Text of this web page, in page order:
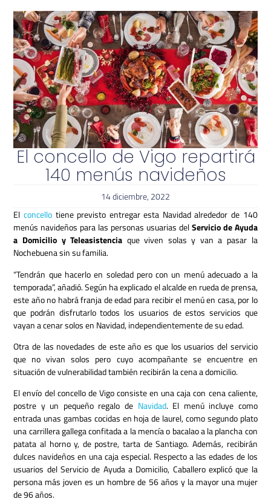
El concello de Vigo repartirá
140 menús navideños
14 diciembre, 2022
El concellotiene previsto entregar esta Navidad alrededor de 140
menús navideños para las personas usuarias delServicio de Ayuda
a Domicilio y Teleasistencia que viven solas y van a pasar la
Nochebuena sin su familia.
“Tendrán que hacerlo en soledad pero con un menú adecuado a la
temporada”, añadió.Según ha explicado el alcalde en rueda de prensa,
este año no habrá franja de edad para recibir el menú en casa, por lo
que podrán disfrutarlo todos los usuarios de estos servicios que
vayan a cenar solos en Navidad, independientemente de su edad.
Otra de las novedades de este año es que los usuarios del servicio
que no vivan solos pero cuyo acompañante se encuentre en
situación de vulnerabilidad también recibirán la cena a domicilio.
El envío del concello de Vigo consiste en una caja con cena caliente,
postre y un pequeño regalo de Navidad. El menú incluye como
entrada unas gambas cocidas en hoja de laurel, como segundo plato
una carrillera gallega confitada a la mencía o bacalao a la plancha con
patata al horno y, de postre, tarta de Santiago. Además, recibirán
dulces navideños en una caja especial. Respecto a las edades de los
usuarios del Servicio de Ayuda a Domicilio, Caballero explicó que la
persona más joven es un hombre de 56 años y la mayor una mujer
de 96 años.